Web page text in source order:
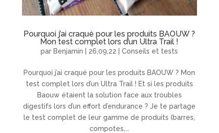
Pourquoi j’ai craqué pour les produits BAOUW ?
Mon test complet lors d’un Ultra Trail !
parBenjamin | 26,09,22 |Conseils et tests
Pourquoi j’ai craqué pour les produits BAOUW ? Mon
test complet lors d’un Ultra Trail ! Et si les produits
Baouw étaient la solution face aux troubles
digestifs lors d’un effort d’endurance ? Je te partage
le test complet de leur gamme de produits (barres,
compotes,...